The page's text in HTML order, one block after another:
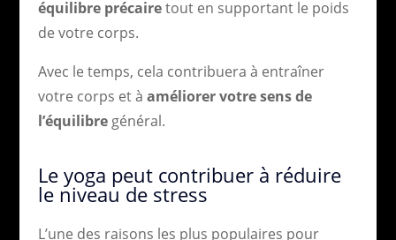
équilibre précairetout en supportant le poids
de votre corps.
Avec le temps, cela contribuera à entraîner
votre corps et à améliorer votre sens de
l’équilibregénéral.
Le yoga peut contribuer à réduire
le niveau de stress
L’une des raisons les plus populaires pour